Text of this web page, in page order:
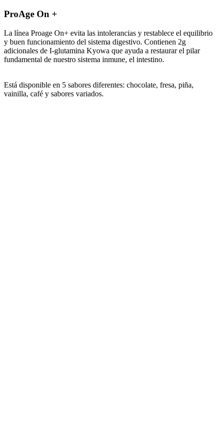
ProAge On +
La línea Proage On+ evita las intolerancias y restablece el equilibrio
y buen funcionamiento del sistema digestivo. Contienen 2g
adicionales de I-glutamina Kyowa que ayuda a restaurar el pilar
fundamental de nuestro sistema inmune, el intestino.
Está disponible en 5 sabores diferentes: chocolate, fresa, piña,
vainilla, café y sabores variados.